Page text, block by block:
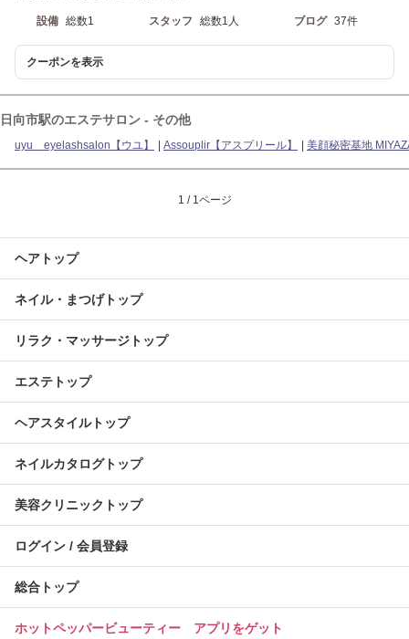
設備 総数1 スタッフ 総数1人 ブログ 37件
クーポンを表示
日向市駅のエステサロン - その他
uyu eyelashsalon【ウユ】 Assouplir【アスプリール】 美顔秘密基地
1 / 1ページ
ヘアトップ
ネイル・まつげトップ
リラク・マッサージトップ
エステトップ
ヘアスタイルトップ
ネイルカタログトップ
美容クリニックトップ
ログイン / 会員登録
総合トップ
ホットペッパービューティー アプリをゲット